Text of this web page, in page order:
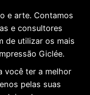
e arte. Contamos
e consultores
de utilizar os mais
Giclée.
você ter a melhor
pelas suas